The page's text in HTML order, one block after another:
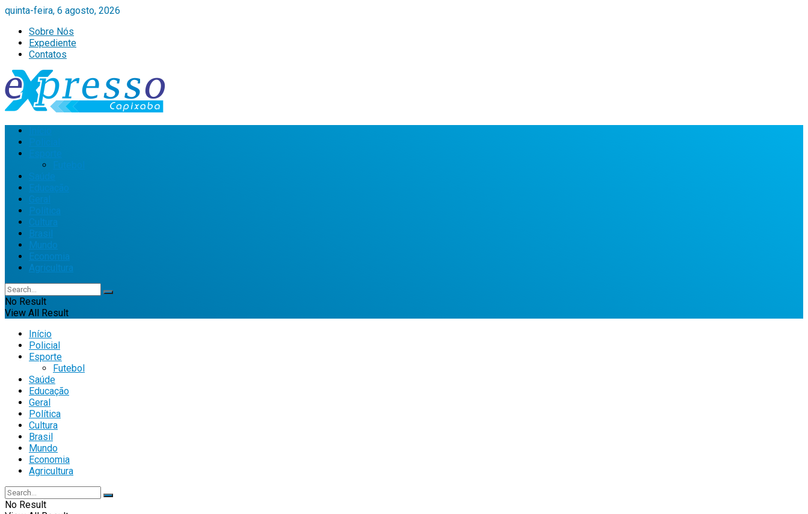
quinta-feira, 6 agosto, 2026
Sobre Nós
Expediente
Contatos
Política
Cultura
Brasil
Mundo
Economia
Agricultura
No Result
View All Result
Início
Policial
Esporte
Futebol
Saúde
Educação
Geral
Política
Cultura
Brasil
Mundo
Economia
Agricultura
No Result